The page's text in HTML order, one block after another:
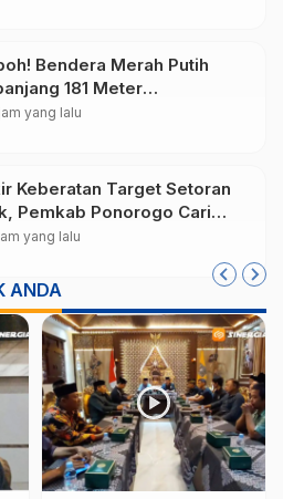
Bendera Merah Putih
181 Meter
di Jalan Magetan,
yang lalu
Keberatan Target Setoran
Pemkab Ponorogo Cari
Tengah
yang lalu
ANDA